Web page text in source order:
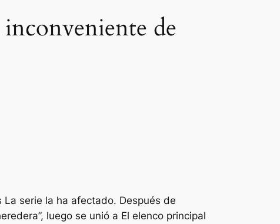
de
La serie la ha afectado. Después de
luego se unió a El elenco principal